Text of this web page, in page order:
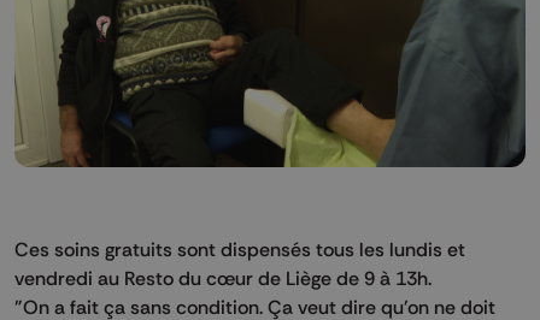
Ces soins gratuits sont dispensés tous les lundis et
vendredi au Resto du cœur de Liège de 9 à 13h.
"On a fait ça sans condition. Ça veut dire qu'on ne doit